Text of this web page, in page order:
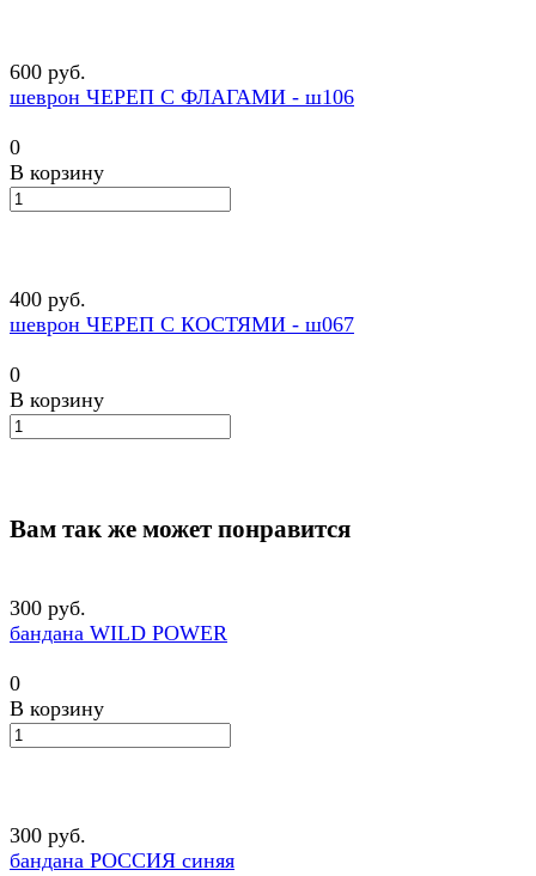
600 руб.
шеврон ЧЕРЕП С ФЛАГАМИ - ш106
0
В корзину
400 руб.
шеврон ЧЕРЕП С КОСТЯМИ - ш067
0
В корзину
Вам так же может понравится
300 руб.
бандана WILD POWER
0
В корзину
300 руб.
бандана РОССИЯ синяя